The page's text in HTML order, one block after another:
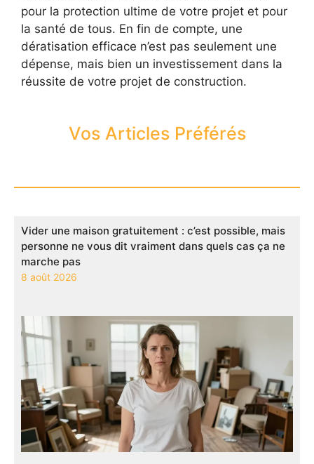
pour la protection ultime de votre projet et pour
la santé de tous. En fin de compte, une
dératisation efficace n’est pas seulement une
dépense, mais bien un investissement dans la
réussite de votre projet de construction.
Vos Articles Préférés
Vider une maison gratuitement : c’est possible, mais
personne ne vous dit vraiment dans quels cas ça ne
marche pas
8 août 2026